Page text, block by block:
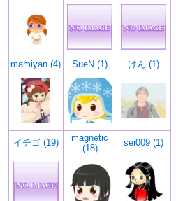
mamiyan (4) SueN (1) けん (1)
イチゴ (19)
magnetic
(18)
sei009 (1)